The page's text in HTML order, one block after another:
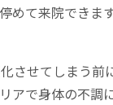
めて来院でき
させてしまう
アで身体の不